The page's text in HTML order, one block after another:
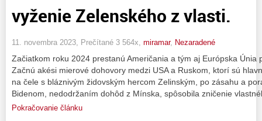
vyženie Zelenského z vlasti.
11. novembra 2023, Prečítané 3 564x, miramar, Nezaradené
Začiatkom roku 2024 prestanú Američania a tým aj Európska Únia
Začnú akési mierové dohovory medzi USA a Ruskom, ktorí sú
na čele s bláznivým židovským hercom Zelinským, po zásahu a
Bidenom, nedodržaním dohôd z Mínska, spôsobila zničenie
Pokračovanie článku